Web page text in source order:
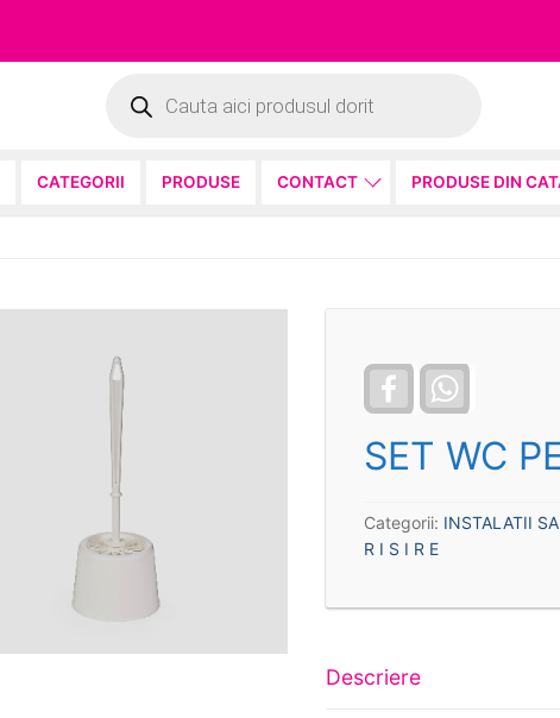
search
CATEGORII PRODUSE CONTACT PRODUSE DIN
Facebook
SET WC
Categorii: INSTALATII
R I S I R E
Descriere